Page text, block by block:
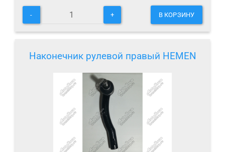
- + В КОРЗИНУ
Наконечник рулевой правый HEMEN